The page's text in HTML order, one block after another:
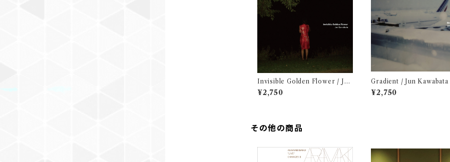
Invisible Golden Flower / Jun
Kawabata
¥2,750
Gradient / Jun Kawabata
¥2,750
その他の商品